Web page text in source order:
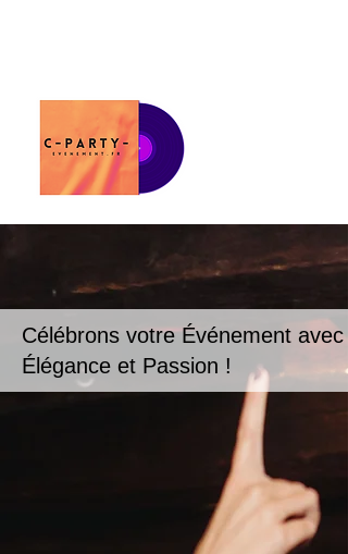
Célébrons votre Événement avec
Élégance et Passion !